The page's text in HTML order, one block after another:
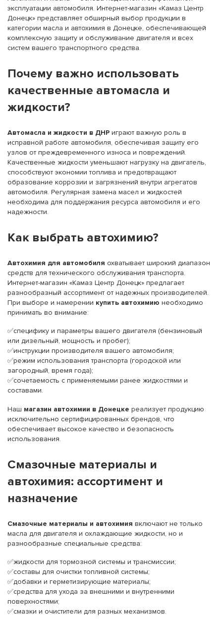
эксплуатации автомобиля. Интернет-магазин «Камаз Центр
Донецк» представляет обширный выбор продукции в
категории масла и автохимия в Донецке, обеспечивающей
комплексную защиту и обслуживание двигателя и всех
систем вашего транспортного средства.
Почему важно использовать
качественные автомасла и
жидкости?
Автомасла и жидкости в ДНР играют важную роль в
исправной работе автомобиля, обеспечивая защиту его
узлов от преждевременного износа и повреждений.
Качественные жидкости уменьшают нагрузку на двигатель,
способствуют экономии топлива и предотвращают
образование коррозии и загрязнений внутри агрегатов
автомобиля. Регулярная замена масел и жидкостей
необходима для поддержания ресурса автомобиля и его
надежности.
Как выбрать автохимию?
Автохимия для автомобиля охватывает широкий диапазон
средств для технического обслуживания транспорта.
Интернет-магазин «Камаз Центр Донецк» предлагает
разнообразный ассортимент от надежных производителей.
При выборе и намерении купить автохимию необходимо
принимать во внимание:
✅специфику и параметры вашего двигателя (бензиновый
или дизельный, мощность и пробег);
✅инструкции производителя вашего автомобиля;
✅режим использования транспорта (городской или
загородный, время года);
✅сочетаемость с применяемыми ранее жидкостями и
составами.
Наш магазин автохимии в Донецке реализует продукцию
исключительно сертифицированных брендов, что
обеспечивает высокое качество и безопасность
использования.
Смазочные материалы и
автохимия: ассортимент и
назначение
Смазочные материалы и автохимия включают не только
масла для двигателя и охлаждающие жидкости, но и
разнообразные специальные средства:
✅жидкости для тормозной системы и трансмиссии;
✅составы для очистки топливной системы;
✅добавки и герметизирующие материалы;
✅средства для ухода за внешними и внутренними
поверхностями;
✅смазки и очистители для разных механизмов.